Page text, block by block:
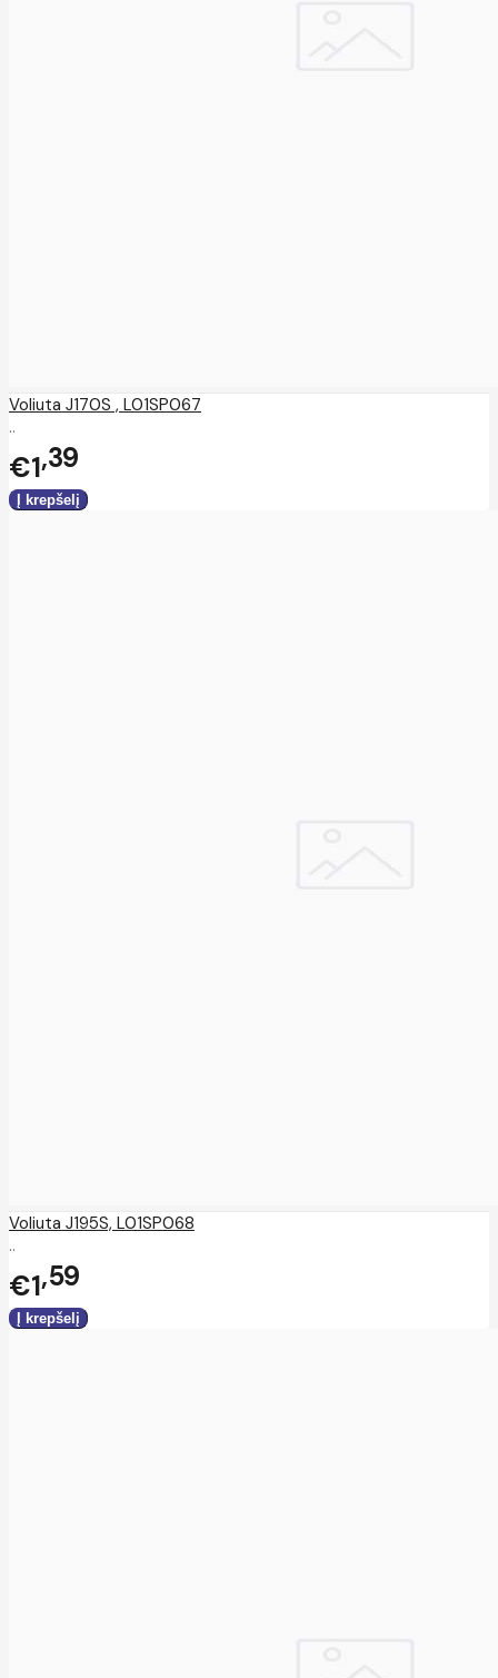
Voliuta J170S , L01SP067
..
€1 39
Voliuta J195S, L01SP068
..
€1 59